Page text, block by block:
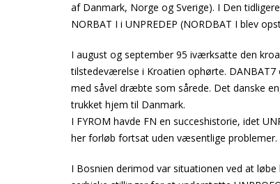
af Danmark, Norge og Sverige). I Den
NORBAT I i UNPREDEP (NORDBAT I blev
I august og september 95 iværksatte den
tilstedeværelse i Kroatien ophørte.
med såvel dræbte som sårede. Det danske
trukket hjem til Danmark.
I FYROM havde FN en succeshistorie, idet
her forløb fortsat uden væsentlige problemer.
I Bosnien derimod var situationen ved at